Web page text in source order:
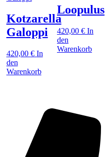
Kotzarella
Galoppi
420,00 € In
den
Warenkorb
Loopulus
420,00 € In
den
Warenkorb